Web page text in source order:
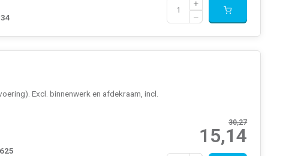
Excl. binnenwerk en afdekraam, incl.
30,27
15,14